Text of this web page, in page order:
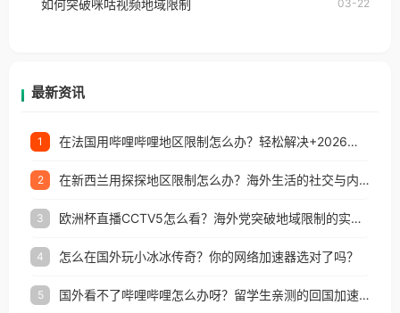
户收听网易云音乐地区版权限制」的问题，无论人在
如何突破咪咕视频地域限制 03-22
最新资讯
1 在法国用哔哩哔哩地区限制怎么办？轻松解决+2026世界杯看球攻略
2 在新西兰用探探地区限制怎么办？海外生活的社交与内容之困
3 欧洲杯直播CCTV5怎么看？海外党突破地域限制的实用指南
4 怎么在国外玩小冰冰传奇？你的网络加速器选对了吗？
5 国外看不了哔哩哔哩怎么办呀？留学生亲测的回国加速全攻略（含酷我音乐渤海银行解决方法）